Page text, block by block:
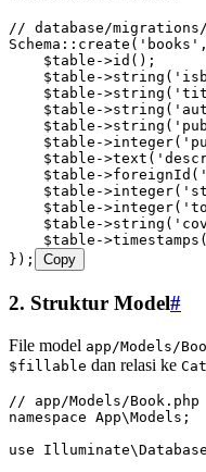
// database/migrations/
Schema :: create ( 'books' ,
    $table
->id () ;
    $table
->string (
    $table
->string (
    $table
->string (
    $table
->string (
    $table
->integer(
    $table
->text (
    $table
->foreignId (
    $table
->integer(
    $table
->integer(
    $table
->string (
    $table
->timestamps
} ) ; Copy
2. Struktur Model#
File model app/Models/
$fillable dan relasi ke
// app/Models/Book.php
namespace App\Models ;
use Illuminate\Database